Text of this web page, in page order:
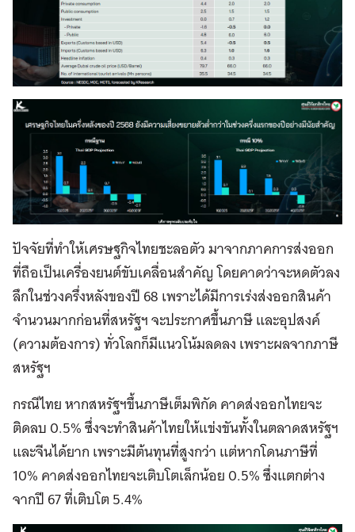
ปัจจัยที่ทำให้เศรษฐกิจไทยชะลอตัว มาจากภาคการส่งออก
ที่ถือเป็นเครื่องยนต์ขับเคลื่อนสำคัญ โดยคาดว่าจะหดตัวลง
ลึกในช่วงครึ่งหลังของปี 68 เพราะได้มีการเร่งส่งออกสินค้า
จำนวนมากก่อนที่สหรัฐฯ จะประกาศขึ้นภาษี และอุปสงค์
(ความต้องการ) ทั่วโลกก็มีแนวโน้มลดลง เพราะผลจากภาษี
สหรัฐฯ
กรณีไทย หากสหรัฐฯขึ้นภาษีเต็มพิกัด คาดส่งออกไทยจะ
ติดลบ 0.5% ซึ่งจะทำสินค้าไทยให้แข่งขันทั้งในตลาดสหรัฐฯ
และจีนได้ยาก เพราะมีต้นทุนที่สูงกว่า แต่หากโดนภาษีที่
10% คาดส่งออกไทยจะเติบโตเล็กน้อย 0.5% ซึ่งแตกต่าง
จากปี 67 ที่เติบโต 5.4%